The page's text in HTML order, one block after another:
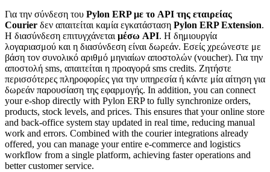
Για την σύνδεση του Pylon ERP με το API της εταιρείας
Courier δεν απαιτείται καμία εγκατάσταση Pylon ERP Extension.
H διασύνδεση επιτυγχάνεται μέσω API. Η δημιουργία
λογαριασμού και η διασύνδεση είναι δωρεάν. Εσείς χρεώνεστε με
βάση τον συνολικό αριθμό μηνιαίων αποστολών (voucher). Για την
αποστολή sms, απαιτείται η προαγορά sms credits. Ζητήστε
περισσότερες πληροφορίες για την υπηρεσία ή κάντε μία αίτηση για
δωρεάν παρουσίαση της εφαρμογής. In addition, you can connect
your e-shop directly with Pylon ERP to fully synchronize orders,
products, stock levels, and prices. This ensures that your online store
and back-office system stay updated in real time, reducing manual
work and errors. Combined with the courier integrations already
offered, you can manage your entire e-commerce and logistics
workflow from a single platform, achieving faster operations and
better customer service.